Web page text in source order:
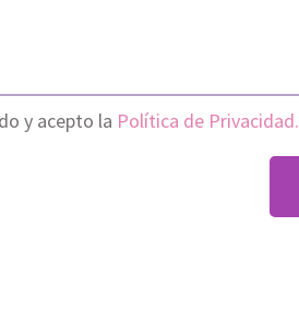
y acepto la Política de Privacidad.